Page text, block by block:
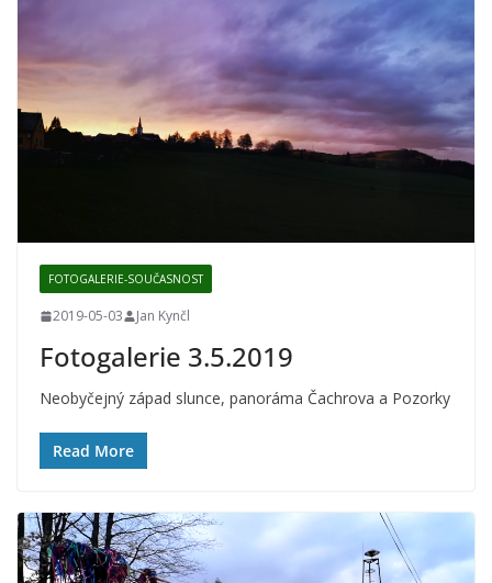
FOTOGALERIE-SOUČASNOST
2019-05-03 Jan Kynčl
Fotogalerie 3.5.2019
Neobyčejný západ slunce, panoráma Čachrova a Pozorky
Read More